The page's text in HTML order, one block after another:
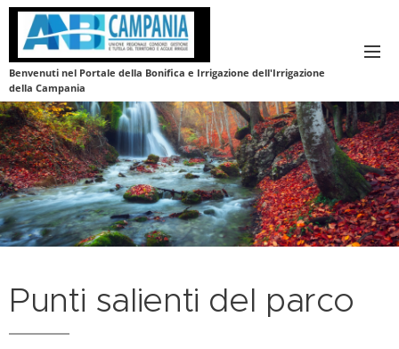
Benvenuti nel Portale della Bonifica e Irrigazione dell'Irrigazione
della Campania
Punti salienti del parco